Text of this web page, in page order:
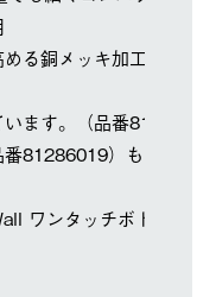
る銅メッキ加工
います。（品番
番81286019）もご使用
ワンタッチボトル交換